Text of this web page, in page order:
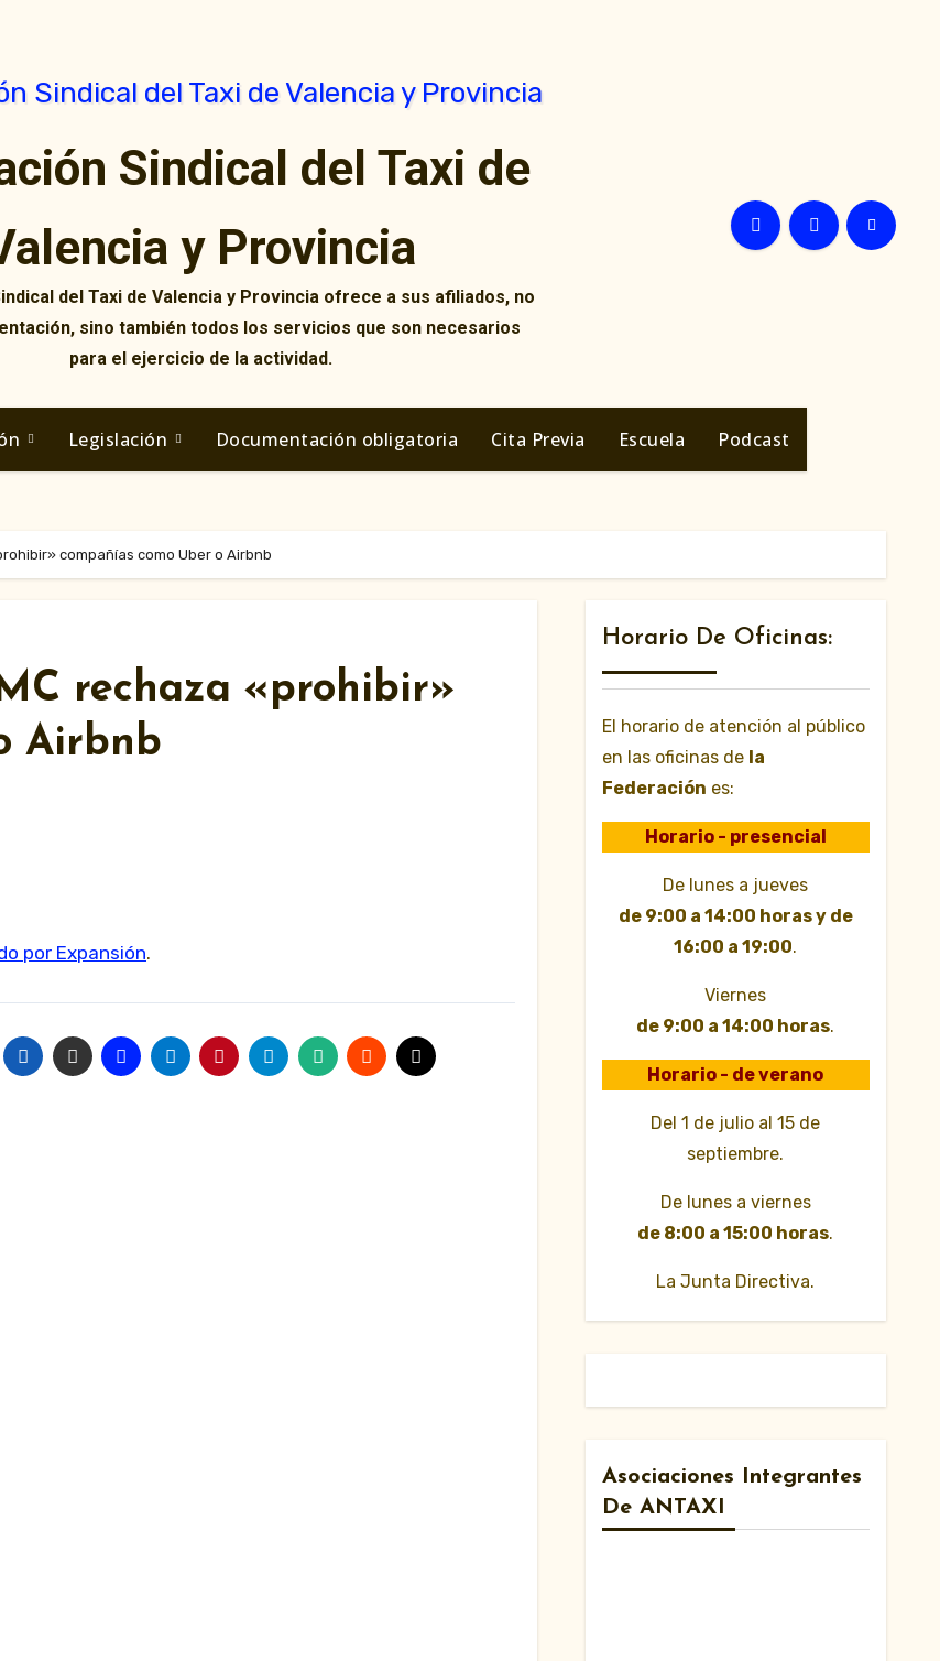
Sindical del Taxi de
y Provincia
del Taxi de Valencia y Provincia ofrece a sus afiliados, no
sino también todos los servicios que son necesarios
para el ejercicio de la actividad.
Legislación Documentación obligatoria Cita Previa Escuela Podcast
compañías como Uber o Airbnb
rechaza «prohibir»
Airbnb
por Expansión.
Horario De Oficinas:
El horario de atención al público
en las oficinas de la
Federación es:
Horario - presencial
De lunes a jueves
de 9:00 a 14:00 horas y de
16:00 a 19:00.
Viernes
de 9:00 a 14:00 horas.
Horario - de verano
Del 1 de julio al 15 de
septiembre.
De lunes a viernes
de 8:00 a 15:00 horas.
La Junta Directiva.
Asociaciones Integrantes
De ANTAXI